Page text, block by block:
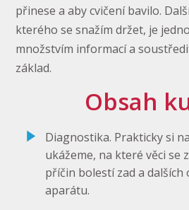
přinese a aby cvičení bavilo.
kterého se snažím držet, je
množstvím informací a
základ.
Obsah
Diagnostika. Prakticky si
ukážeme, na které věci se
příčin bolestí zad a
aparátu.